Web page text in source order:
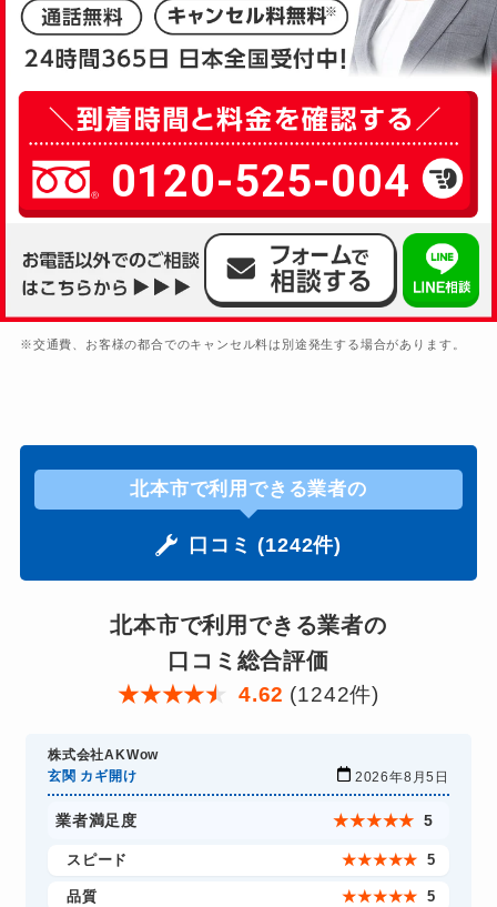
0120-525-004
※交通費、お客様の都合でのキャンセル料は別途発生する場合があります。
北本市で利用できる業者の
口コミ (1242件)
北本市で利用できる業者の
口コミ総合評価
★★★★★ 4.62 (1242件)
株式会社AKWow
玄関 カギ開け
2026年8月5日
業者満足度 ★★★★★ 5
スピード ★★★★★ 5
品質 ★★★★★ 5